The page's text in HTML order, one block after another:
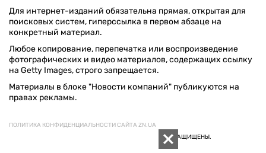
Для интернет-изданий обязательна прямая, открытая для
поисковых систем, гиперссылка в первом абзаце на
конкретный материал.
Любое копирование, перепечатка или воспроизведение
фотографических и видео материалов, содержащих ссылку
на Getty Images, строго запрещается.
Материалы в блоке "Новости компаний" публикуются на
правах рекламы.
ПОЛИТИКА КОНФИДЕНЦИАЛЬНОСТИ САЙТА ZN.UA
© 1994–2026 «ЗЕРКАЛО НЕДЕЛИ. УКРАИНА». ВСЕ ПРАВА ЗАЩИЩЕНЫ.